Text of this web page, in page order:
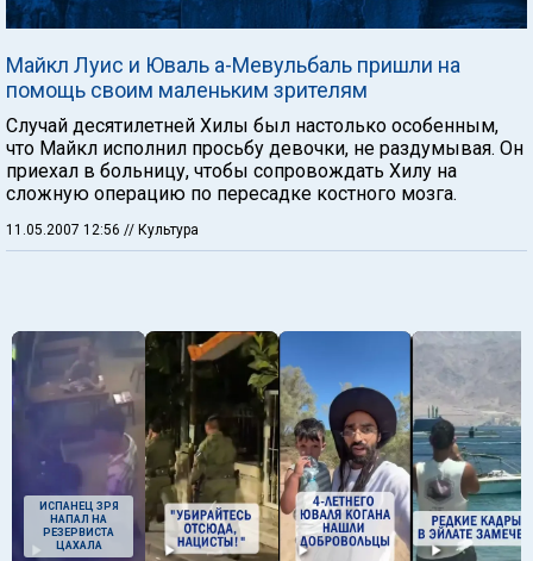
Майкл Луис и Юваль а-Мевульбаль пришли на
помощь своим маленьким зрителям
Случай десятилетней Хилы был настолько особенным,
что Майкл исполнил просьбу девочки, не раздумывая. Он
приехал в больницу, чтобы сопровождать Хилу на
сложную операцию по пересадке костного мозга.
11.05.2007 12:56 // Культура
ИСПАНЕЦ ЗРЯ
НАПАЛ НА
РЕЗЕРВИСТА
ЦАХАЛА